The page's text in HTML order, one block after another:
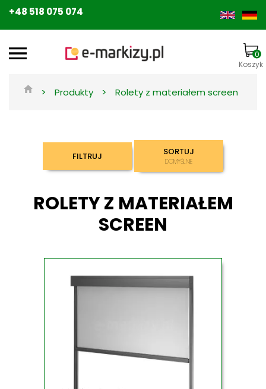
+48 518 075 074
0
Koszyk
> Produkty > Rolety z materiałem screen
FILTRUJ SORTUJ
DOMYŚLNIE
ROLETY Z MATERIAŁEM
SCREEN